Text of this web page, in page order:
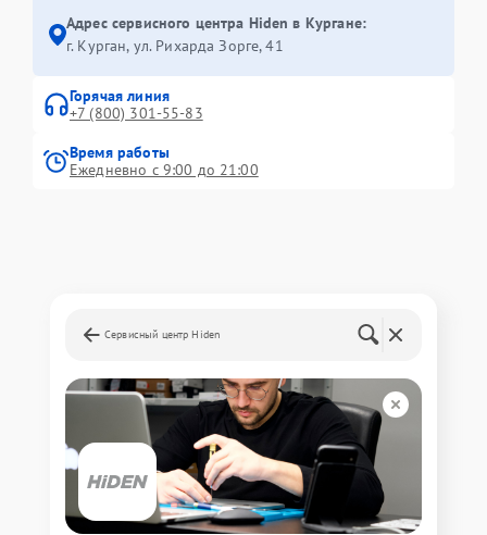
Адрес сервисного центра Hiden в Кургане:
г. Курган, ул. Рихарда Зорге, 41
Горячая линия
+7 (800) 301-55-83
Время работы
Ежедневно с 9:00 до 21:00
Сервисный центр Hiden